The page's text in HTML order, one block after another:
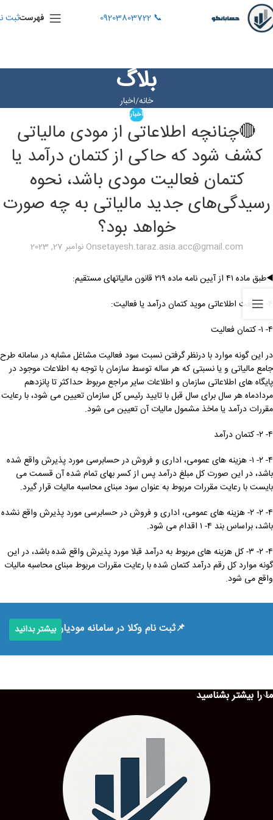
📞 09203803722 فهرستثبت
بلاگ
خانه اخبار
اخبار
🔴چنانچه اطلاعاتی از مودی مالیاتی
کشف شود که حاکی از کتمان درآمد یا
کتمان فعالیت مودی باشد، نحوه
رسیدگی‌های جدید مالیاتی به چه صورت
خواهد بود؟
setayesh.taraz.asia.acc@gmail.comOn نوامبر 27, 2023
◀️طبق ماده ۴۱ از آیین نامه ماده ۲۱۹ قانون مالیاتهای مستقیم:
۴- دریافت اطلاعاتی موید کتمان درآمد یا فعالیت:
۴- ۱- کتمان فعالیت
در این گونه موارد با درنظر گرفتن نسبت سود فعالیت مشاغل مشابه در سامانه طرح
جامع مالیاتی و یا نسبتی که هر ساله توسط سازمان با توجه به اطلاعات موجود در
پایگاه های اطلاعاتی سازمان و اطلاعات سایر مراجع مربوط حداکثر تا پانزدهم
مردادماه هر سال برای سال قبل با تایید رئیس کل سازمان تعیین می شود، با رعایت
مقررات درآمد یا ماخذ مشمول مالیات آن تعیین می شود.
۴- ۲- کتمان درآمد
۴- ۲- ۱- هزینه های عمومی، اداری و فروش در حسابرسی مورد پذیرش واقع شده
باشد، در این صورت کل مبلغ درآمد پس از کسر بهای تمام شده آن قسمت می
بایست با رعایت مقررات مربوط به عنوان سود مبنای محاسبه مالیات قرار گیرد.
۴- ۲- ۲- هزینه های عمومی، اداری و فروش در حسابرسی مورد پذیرش واقع نشده
باشد، براساس بند ۴- ۱ اقدام می شود.
۴- ۲- ۳- کل هزینه های مربوط به درآمد قبلا مورد پذیرش واقع شده باشد، در این
گونه موارد کل رقم درآمد کتمان شده با رعایت مقررات مربوط مبنای محاسبه مالیات
واقع می شود.
📌ثبت نام وکلا در سامانه مودیانبیشتر بدانید
ما را بیشتر بشناسید